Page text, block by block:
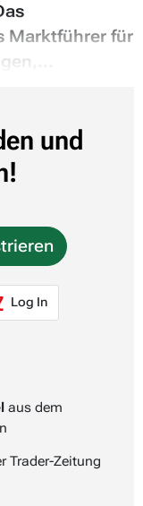
Marktführer für
und
Log In
aus dem
Trader-Zeitung